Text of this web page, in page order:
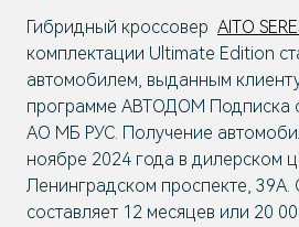
Гибридный кроссовер AITO
комплектации Ultimate Edition
автомобилем, выданным
программе АВТОДОМ Подписка
АО МБ РУС. Получение
ноябре 2024 года в дилерском
Ленинградском проспекте, 39А.
составляет 12 месяцев или 20